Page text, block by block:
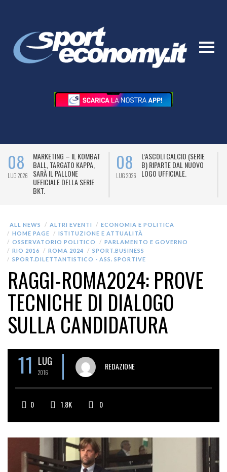
08
LUG 2026
MARKETING – IL KOMBAT
BALL, TARGATO KAPPA,
SARÀ IL PALLONE
UFFICIALE DELLA SERIE
BKT.
08
LUG 2026
L’ASCOLI CALCIO (SERIE
B) RIPARTE DAL NUOVO
LOGO UFFICIALE.
ALL NEWS ALTRI EVENTI
ECONOMIA E POLITICA
HOME PAGE
ISTITUZIONE E ATTUALITÀ
OSSERVATORIO POLITICO
PARLAMENTO E GOVERNO
RIO 2016
ROMA 2024
SPORT.BUSINESS
SPORT.DILETTANTISTICO - ASS. SPORTIVE
RAGGI-ROMA2024: PROVE
TECNICHE DI DIALOGO
SULLA CANDIDATURA
11 LUG
2016
REDAZIONE
0 1.8K 0